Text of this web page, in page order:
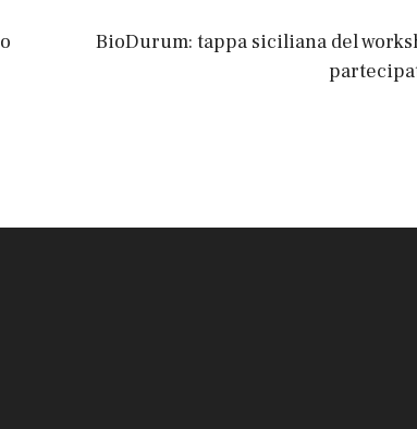
BioDurum: tappa siciliana del